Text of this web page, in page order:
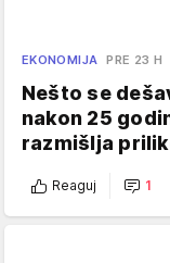
EKONOMIJA PRE 23 H
Nešto se
nakon 25
razmišlja
Reaguj 1